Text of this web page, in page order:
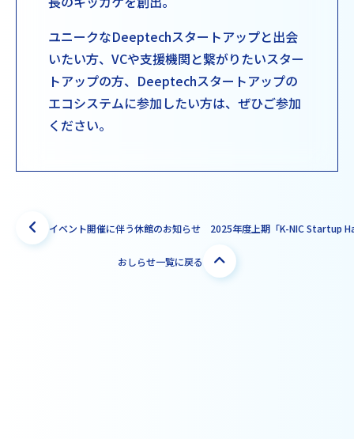
ユニークなDeeptechスタートアップと出会
いたい方、VCや支援機関と繋がりたいスター
トアップの方、Deeptechスタートアップの
エコシステムに参加したい方は、ぜひご参加
ください。
イベント開催に伴う休館のお知らせ
おしらせ一覧に戻る